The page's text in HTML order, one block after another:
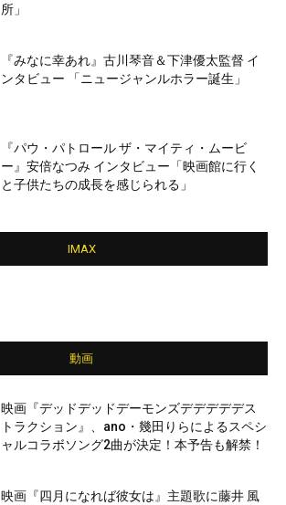
所」
『みなに幸あれ』古川琴音＆下津優太監督 イ
ンタビュー 「ニュージャンルホラー誕生」
『パウ・パトロール ザ・マイティ・ムービ
ー』安倍なつみ インタビュー「映画館に行く
と子供たちの成長を感じられる」
IMAX
動画
映画『デッドデッドデーモンズデデデデデス
トラクション』、ano・幾田りらによるスペシ
ャルコラボソング2曲が決定！本予告も解禁！
映画『四月になれば彼女は』主題歌に藤井 風